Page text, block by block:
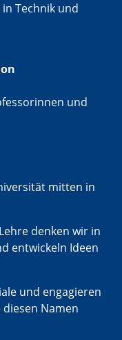
Technik und
und
mitten in
denken wir in
entwickeln Ideen
und engagieren
diesen Namen